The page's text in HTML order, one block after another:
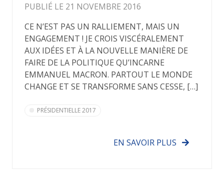
PUBLIÉ LE 21 NOVEMBRE 2016
CE N’EST PAS UN RALLIEMENT, MAIS UN
ENGAGEMENT ! JE CROIS VISCÉRALEMENT
AUX IDÉES ET À LA NOUVELLE MANIÈRE DE
FAIRE DE LA POLITIQUE QU’INCARNE
EMMANUEL MACRON. PARTOUT LE MONDE
CHANGE ET SE TRANSFORME SANS CESSE, […]
PRÉSIDENTIELLE 2017
EN SAVOIR PLUS